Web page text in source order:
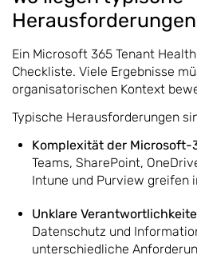
Ein Microsoft 365 Tenant
Checkliste. Viele Ergebnisse
organisatorischen Kontext
Typische Herausforderungen
Komplexität der Microsoft-
Teams, SharePoint,
Intune und Purview greifen
Unklare
Datenschutz und
unterschiedliche